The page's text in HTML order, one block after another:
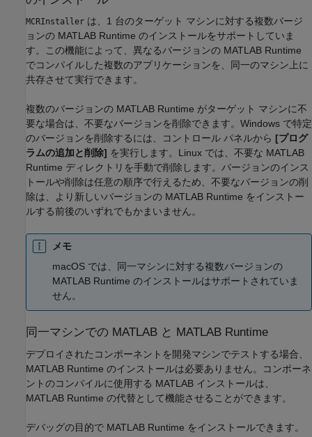
MCRInstaller は、1 台のターゲット マシンに対する複数バージ
ョンの MATLAB Runtime のインストールをサポートしていま
す。この機能によって、異なるバージョンの MATLAB Runtime
でコンパイルした複数のアプリケーションを、同一のマシン上に
共存させて実行できます。
複数のバージョンの MATLAB Runtime がターゲット マシンに不
要な場合は、不要なバージョンを削除できます。Windows で特定
のバージョンを削除するには、コントロール パネルから [プログ
ラムの追加と削除] を実行します。Linux では、不要な MATLAB
Runtime ディレクトリを手動で削除します。バージョンのインス
トールや削除は任意の順序で行えるため、不要なバージョンの削
除は、より新しいバージョンの MATLAB Runtime をインストー
ルする前後のいずれでもかまいません。
メモ
macOS では、同一マシンに対する複数バージョンの
MATLAB Runtime のインストールはサポートされていま
せん。
同一マシンでの MATLAB と MATLAB Runtime
デプロイされたコンポーネントを開発マシンでテストする場合、
MATLAB Runtime のインストールは必要ありません。コンポーネ
ントのコンパイルに使用する MATLAB インストールは、
MATLAB Runtime の代替として機能させることができます。
デバッグの目的で MATLAB Runtime をインストールできます。